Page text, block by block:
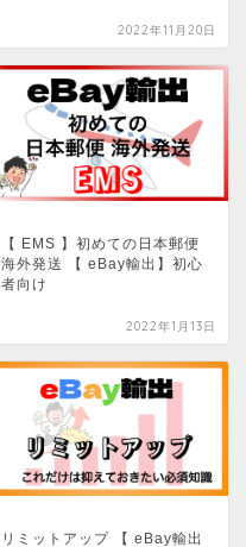
2022年11月20日
【 EMS 】初めての日本郵便
海外発送 【 eBay輸出】初心
者向け
2022年1月13日
リミットアップ 【 eBay輸出